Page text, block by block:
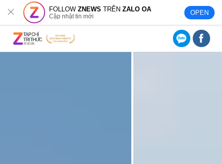
FOLLOWZNEWS TRÊNZALO OA
Cập nhật tin mới OPEN